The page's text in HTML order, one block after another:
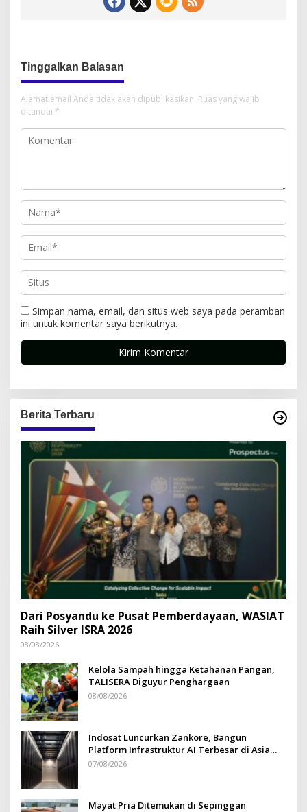
Tinggalkan Balasan
Alamat email Anda tidak akan dipublikasikan. Ruas yang wajib
ditandai *
Simpan nama, email, dan situs web saya pada peramban
ini untuk komentar saya berikutnya.
Berita Terbaru
Dari Posyandu ke Pusat Pemberdayaan, WASIAT
Raih Silver ISRA 2026
08/08/2026
Kelola Sampah hingga Ketahanan Pangan,
TALISERA Diguyur Penghargaan
08/08/2026
Indosat Luncurkan Zankore, Bangun
Platform Infrastruktur AI Terbesar di Asia
Tenggara
07/08/2026
Mayat Pria Ditemukan di Sepinggan